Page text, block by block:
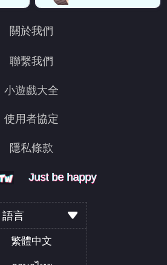
關於我們
聯繫我們
小遊戲大全
使用者協定
隱私條款
Just be happy
Just be happy
Just be happy
語言
繁體中文